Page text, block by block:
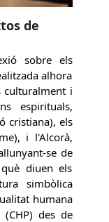
de
sobre els
alhora
culturalment i
espirituals,
cristiana), els
i l'Alcorà,
se de
diuen els
simbòlica
humana
des de